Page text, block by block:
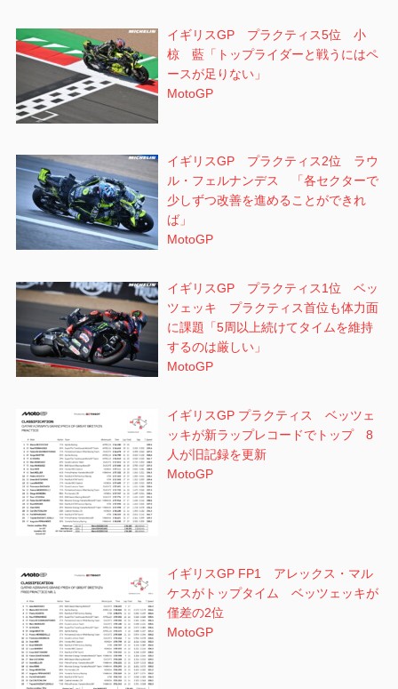
イギリスGP プラクティス5位 小
椋 藍「トップライダーと戦うにはペ
ースが足りない」
MotoGP
イギリスGP プラクティス2位 ラウ
ル・フェルナンデス 「各セクターで
少しずつ改善を進めることができれ
ば」
MotoGP
イギリスGP プラクティス1位 ベッ
ツェッキ プラクティス首位も体力面
に課題「5周以上続けてタイムを維持
するのは厳しい」
MotoGP
イギリスGP プラクティス ベッツェ
ッキが新ラップレコードでトップ 8
人が旧記録を更新
MotoGP
イギリスGP FP1 アレックス・マル
ケスがトップタイム ベッツェッキが
僅差の2位
MotoGP